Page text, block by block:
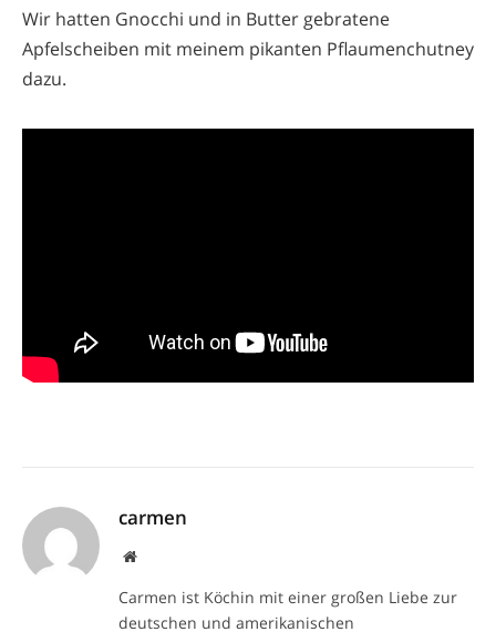
Wir hatten Gnocchi und in Butter gebratene
Apfelscheiben mit meinem pikanten Pflaumenchutney
dazu.
carmen
Website
Carmen ist Köchin mit einer großen Liebe zur
deutschen und amerikanischen